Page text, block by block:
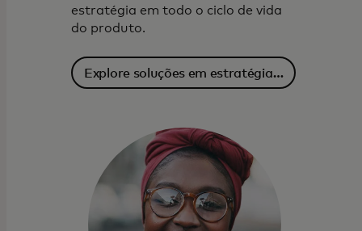
estratégia em todo o ciclo de vida
do produto.
Explore soluções em estratégia e